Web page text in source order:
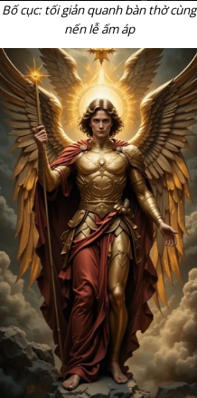
Bố cục: tối giản quanh bàn thờ cùng
nến lễ ấm áp